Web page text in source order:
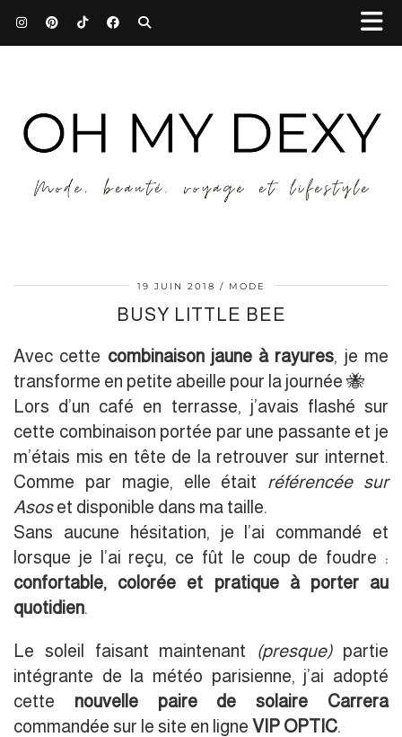
19 JUIN 2018 MODE
BUSY LITTLE BEE
Avec cette combinaison jaune à rayures, je me
transforme en petite abeille pour la journée 🐝
Lors d’un café en terrasse, j’avais flashé sur
cette combinaison portée par une passante et je
m’étais mis en tête de la retrouver sur internet.
Comme par magie, elle était référencée sur
Asoset disponible dans ma taille.
Sans aucune hésitation, je l’ai commandé et
lorsque je l’ai reçu, ce fût le coup de foudre :
confortable, colorée et pratique à porter au
quotidien.
Le soleil faisant maintenant (presque)partie
intégrante de la météo parisienne, j’ai adopté
cette nouvelle paire de solaire Carrera
commandée sur le site en ligne VIP OPTIC.